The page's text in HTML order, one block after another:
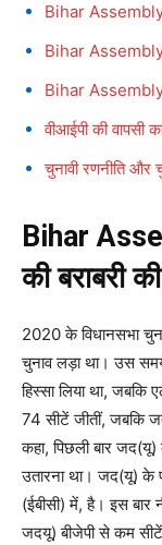
Bihar Assembly
Bihar Assembly
Bihar Assembly
वीआईपी की वापसी
चुनावी रणनीति और
Bihar
की बराबरी
2020 के विधानसभा
चुनाव लड़ा था। उस
हिस्सा लिया था,
74 सीटें जीतीं, जबकि
कहा, पिछली बार
उतारना था। जद(यू) के
(ईबीसी) में, है। इस बार
जदयू) बीजेपी से कम सीटें